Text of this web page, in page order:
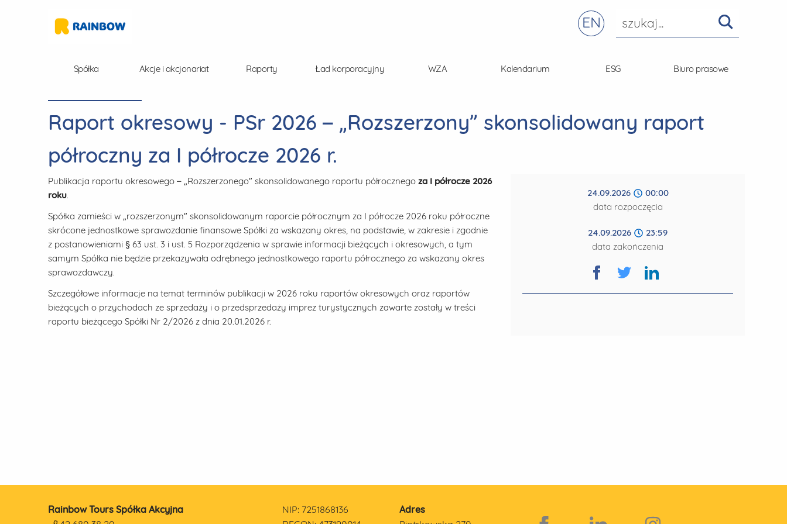
EN
Spółka Akcje i akcjonariat Raporty Ład korporacyjny WZA Kalendarium ESG Biuro prasowe
Raport okresowy - PSr 2026 – „Rozszerzony” skonsolidowany raport
półroczny za I półrocze 2026 r.
Publikacja raportu okresowego – „Rozszerzonego” skonsolidowanego raportu półrocznego za I półrocze 2026
roku.
Spółka zamieści w „rozszerzonym” skonsolidowanym raporcie półrocznym za I półrocze 2026 roku półroczne
skrócone jednostkowe sprawozdanie finansowe Spółki za wskazany okres, na podstawie, w zakresie i zgodnie
z postanowieniami § 63 ust. 3 i ust. 5 Rozporządzenia w sprawie informacji bieżących i okresowych, a tym
samym Spółka nie będzie przekazywała odrębnego jednostkowego raportu półrocznego za wskazany okres
sprawozdawczy.
Szczegółowe informacje na temat terminów publikacji w 2026 roku raportów okresowych oraz raportów
bieżących o przychodach ze sprzedaży i o przedsprzedaży imprez turystycznych zawarte zostały w treści
raportu bieżącego Spółki Nr 2/2026 z dnia 20.01.2026 r.
24.09.2026
00:00
data rozpoczęcia
24.09.2026
23:59
data zakończenia
Rainbow Tours Spółka Akcyjna
NIP: 7251868136
Adres